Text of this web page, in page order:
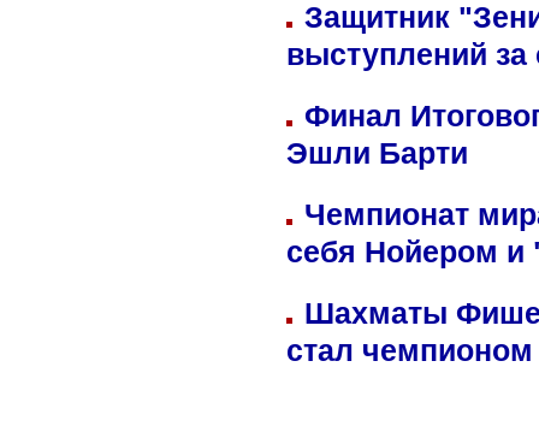
Защитник
выступлений
Финал
Эшли Барти
Чемпионат
себя Нойером и
Шахматы
стал